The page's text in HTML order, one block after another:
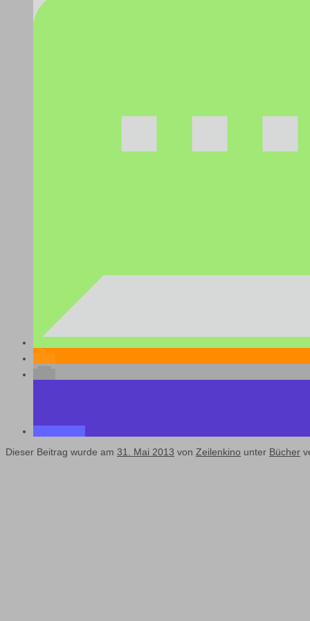
Dieser Beitrag wurde am 31. Mai 2013 von Zeilenkino unter Bücher